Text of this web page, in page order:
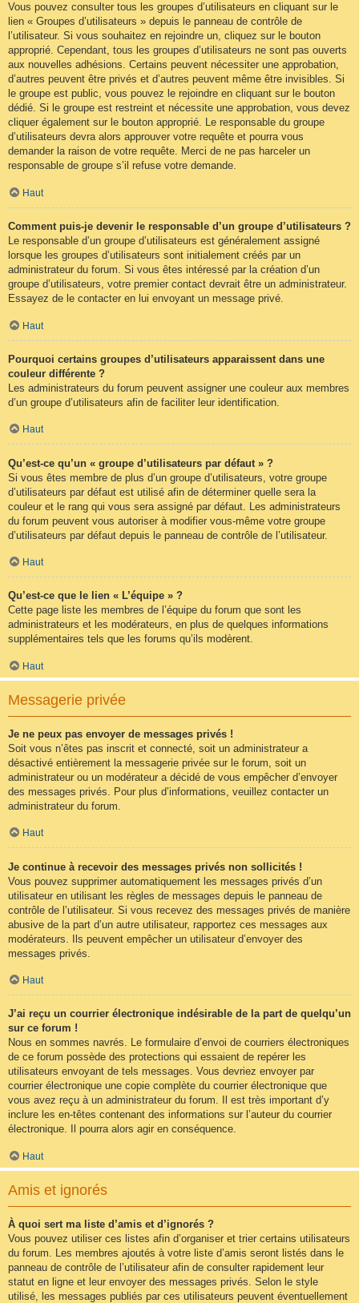
Vous pouvez consulter tous les groupes d’utilisateurs en cliquant sur le
lien « Groupes d’utilisateurs » depuis le panneau de contrôle de
l’utilisateur. Si vous souhaitez en rejoindre un, cliquez sur le bouton
approprié. Cependant, tous les groupes d’utilisateurs ne sont pas ouverts
aux nouvelles adhésions. Certains peuvent nécessiter une approbation,
d’autres peuvent être privés et d’autres peuvent même être invisibles. Si
le groupe est public, vous pouvez le rejoindre en cliquant sur le bouton
dédié. Si le groupe est restreint et nécessite une approbation, vous devez
cliquer également sur le bouton approprié. Le responsable du groupe
d’utilisateurs devra alors approuver votre requête et pourra vous
demander la raison de votre requête. Merci de ne pas harceler un
responsable de groupe s’il refuse votre demande.
Haut
Comment puis-je devenir le responsable d’un groupe d’utilisateurs ?
Le responsable d’un groupe d’utilisateurs est généralement assigné
lorsque les groupes d’utilisateurs sont initialement créés par un
administrateur du forum. Si vous êtes intéressé par la création d’un
groupe d’utilisateurs, votre premier contact devrait être un administrateur.
Essayez de le contacter en lui envoyant un message privé.
Haut
Pourquoi certains groupes d’utilisateurs apparaissent dans une
couleur différente ?
Les administrateurs du forum peuvent assigner une couleur aux membres
d’un groupe d’utilisateurs afin de faciliter leur identification.
Haut
Qu’est-ce qu’un « groupe d’utilisateurs par défaut » ?
Si vous êtes membre de plus d’un groupe d’utilisateurs, votre groupe
d’utilisateurs par défaut est utilisé afin de déterminer quelle sera la
couleur et le rang qui vous sera assigné par défaut. Les administrateurs
du forum peuvent vous autoriser à modifier vous-même votre groupe
d’utilisateurs par défaut depuis le panneau de contrôle de l’utilisateur.
Haut
Qu’est-ce que le lien « L’équipe » ?
Cette page liste les membres de l’équipe du forum que sont les
administrateurs et les modérateurs, en plus de quelques informations
supplémentaires tels que les forums qu’ils modèrent.
Haut
Messagerie privée
Je ne peux pas envoyer de messages privés !
Soit vous n’êtes pas inscrit et connecté, soit un administrateur a
désactivé entièrement la messagerie privée sur le forum, soit un
administrateur ou un modérateur a décidé de vous empêcher d’envoyer
des messages privés. Pour plus d’informations, veuillez contacter un
administrateur du forum.
Haut
Je continue à recevoir des messages privés non sollicités !
Vous pouvez supprimer automatiquement les messages privés d’un
utilisateur en utilisant les règles de messages depuis le panneau de
contrôle de l’utilisateur. Si vous recevez des messages privés de manière
abusive de la part d’un autre utilisateur, rapportez ces messages aux
modérateurs. Ils peuvent empêcher un utilisateur d’envoyer des
messages privés.
Haut
J’ai reçu un courrier électronique indésirable de la part de quelqu’un
sur ce forum !
Nous en sommes navrés. Le formulaire d’envoi de courriers électroniques
de ce forum possède des protections qui essaient de repérer les
utilisateurs envoyant de tels messages. Vous devriez envoyer par
courrier électronique une copie complète du courrier électronique que
vous avez reçu à un administrateur du forum. Il est très important d’y
inclure les en-têtes contenant des informations sur l’auteur du courrier
électronique. Il pourra alors agir en conséquence.
Haut
Amis et ignorés
À quoi sert ma liste d’amis et d’ignorés ?
Vous pouvez utiliser ces listes afin d’organiser et trier certains utilisateurs
du forum. Les membres ajoutés à votre liste d’amis seront listés dans le
panneau de contrôle de l’utilisateur afin de consulter rapidement leur
statut en ligne et leur envoyer des messages privés. Selon le style
utilisé, les messages publiés par ces utilisateurs peuvent éventuellement